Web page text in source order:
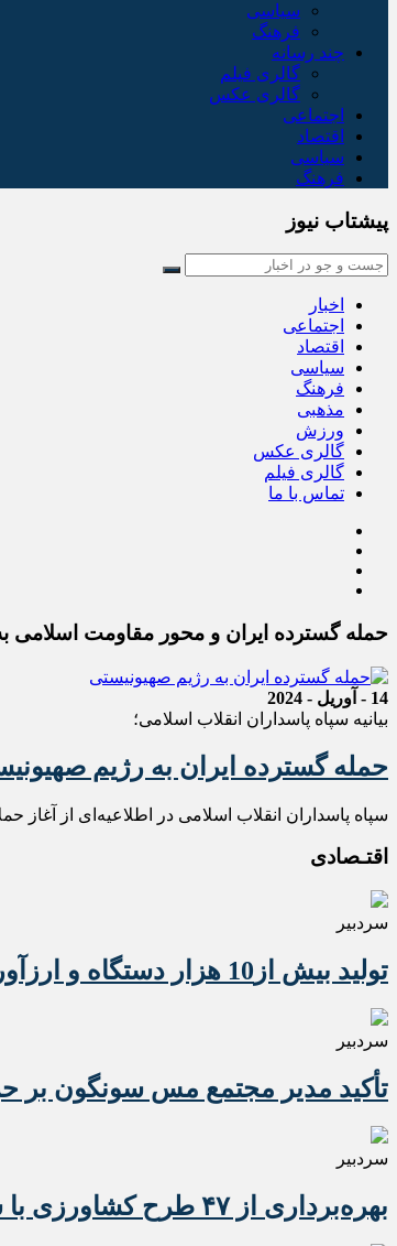
سیاسی
فرهنگ
چند رسانه
گالری فیلم
گالری عکس
اجتماعی
اقتصاد
سیاسی
فرهنگ
پیشتاب نیوز
اخبار
اجتماعی
اقتصاد
سیاسی
فرهنگ
مذهبی
ورزش
گالری عکس
گالری فیلم
تماس با ما
حمله گسترده ایران و محور مقاومت اسلامی
14 - آوریل - 2024
بیانیه سپاه پاسداران انقلاب اسلامی؛
حمله گسترده ایران به رژیم
سپاه پاسداران انقلاب اسلامی در اطلاعیه‌ای از آغاز
اقتـصادی
سردبیر
تولید بیش از10 هزار دستگاه و ارزآوری افزون بر 10 میلیون دلاری تراکتور برای کشور
سردبیر
تأکید مدیر مجتمع مس سونگون بر
سردبیر
بهره‌برداری از ۴۷ طرح کشاورزی با سرمایه‌گذاری یک همت در آذربایجان شرقی